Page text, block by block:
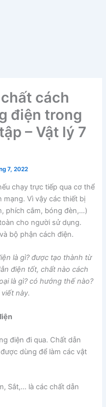
cách
điện trong
– Vật lý 7
7, 2022
chạy trực tiếp qua cơ thể
mạng. Vì vậy các thiết bị
phích cắm, bóng đèn,…)
cho người sử dụng.
bộ phận cách điện.
là gì? được tạo thành từ
điện tốt, chất nào cách
là gì? có hướng thế nào?
này.
điện đi qua. Chất dẫn
dùng để làm các vật
Sắt,… là các chất dẫn